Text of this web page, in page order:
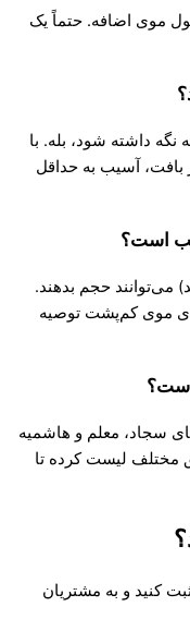
طول موی اضافه. حتماً یک
بسته شود یا بیشتر از ۸ هفته نگه داشته شود، بله. با
آسیب به حداقل
است؟
می‌توانند حجم بدهند.
موی کم‌پشت توصیه
سجاد، معلم و هاشمیه
مختلف لیست کرده تا
کنید و به مشتریان